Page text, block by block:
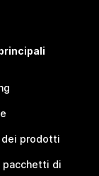
dei prodotti
pacchetti di